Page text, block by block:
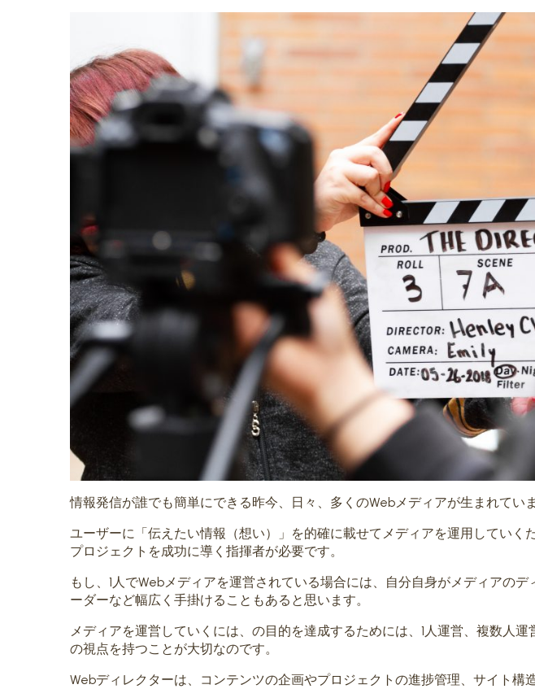
情報発信が誰でも簡単にできる昨今、日々、多くのWebメディアが生まれていま
ユーザーに「伝えたい情報（想い）」を的確に載せてメディアを運用していく
プロジェクトを成功に導く指揮者が必要です。
もし、1人でWebメディアを運営されている場合には、自分自身がメディアの
ーダーなど幅広く手掛けることもあると思います。
メディアを運営していくには、の目的を達成するためには、1人運営、複数人
の視点を持つことが大切なのです。
Webディレクターは、コンテンツの企画やプロジェクトの進捗管理、サイト構